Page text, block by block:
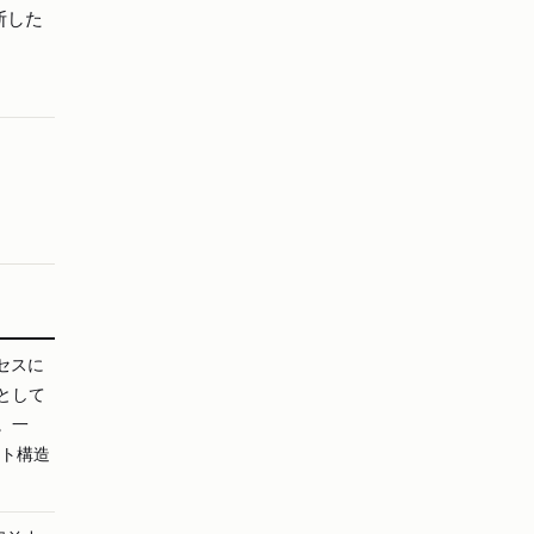
した
スに
して
一
構造